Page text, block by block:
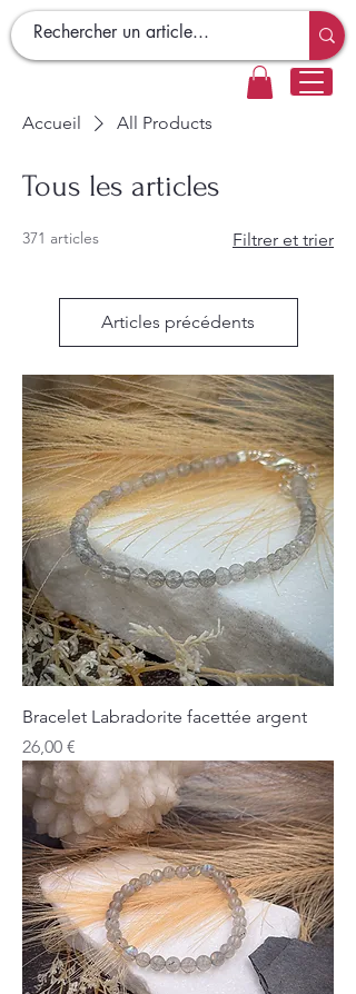
Accueil All Products
Tous les articles
371 articles Filtrer et trier
Articles précédents
Bracelet Labradorite facettée argent
Prix
26,00 €